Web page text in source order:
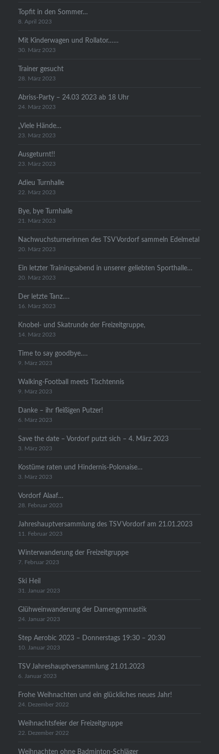
Topfit in den Sommer…
8. April 2023
Mit Kinderwagen und Rollator……
30. März 2023
Trainer gesucht
28. März 2023
Abriss-Party – 24.03 2023 ab 18 Uhr
24. März 2023
„Viele Hände…
23. März 2023
Ausgeturnt!!
23. März 2023
Adieu Turnhalle
22. März 2023
Bye, bye Turnhalle
21. März 2023
Nachwuchsturnerinnen des TSV Vordorf sammeln Edelmetal
20. März 2023
Ein letzter Trainingsabend in unserer geliebten Sporthalle…
20. März 2023
Der letzte Tanz….
16. März 2023
Knobel- und Skatrunde der Freizeitgruppe,
14. März 2023
Time to say goodbye….
9. März 2023
Walking-Football meets Tischtennis
9. März 2023
Danke – ihr fleißigen Putzer!
6. März 2023
Save the date – Vordorf putzt sich – 4. März 2023
3. März 2023
Kostüme raten und Hindernis-Polonaise…
3. März 2023
Vordorf Alaaf…
28. Februar 2023
Jahreshauptversammlung des TSV Vordorf am 21.01.2023
11. Februar 2023
Winterwanderung der Freizeitgruppe
7. Februar 2023
Ski Heil
31. Januar 2023
Glühweinwanderung der Damengymnastik
24. Januar 2023
Step Aerobic 2023 – Donnerstags 19:30 – 20:30
10. Januar 2023
TSV Jahreshauptversammlung 21.01.2023
6. Januar 2023
Frohe Weihnachten und ein glückliches neues Jahr!
24. Dezember 2022
Weihnachtsfeier der Freizeitgruppe
22. Dezember 2022
Weihnachten ohne Badminton-Schläger